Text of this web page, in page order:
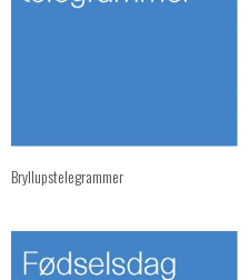
Bryllupstelegrammer